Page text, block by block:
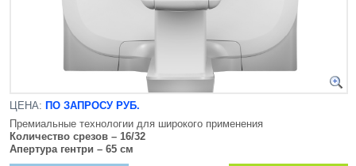
ЦЕНА: ПО ЗАПРОСУ РУБ.
Премиальные технологии для широкого применения
Количество срезов – 16/32
Апертура гентри – 65 см